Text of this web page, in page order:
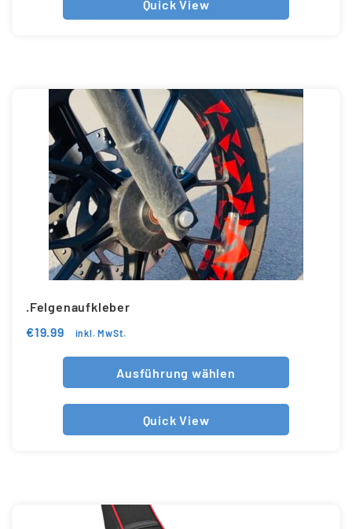
Quick View
.Felgenaufkleber
€19.99 inkl. MwSt.
Ausführung wählen
Quick View